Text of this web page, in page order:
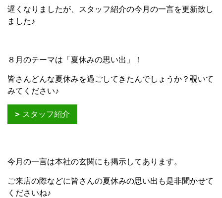
遅くなりましたが、スタッフ紹介の今月の一言を更新致し
ました♪
８月のテーマは「夏休みの思い出」！
皆さんどんな夏休みを過ごしてきたんでしょうか？覗いて
みてください♪
スタッフ紹介
今月の一言は本社の玄関にも掲示してあります。
ご来店の際などに皆さんの夏休みの思い出も是非聞かせて
くださいね♪